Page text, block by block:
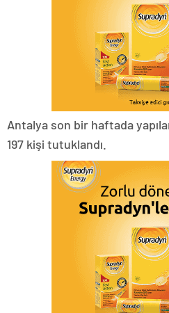
Antalya son bir haftada
197 kişi tutuklandı.